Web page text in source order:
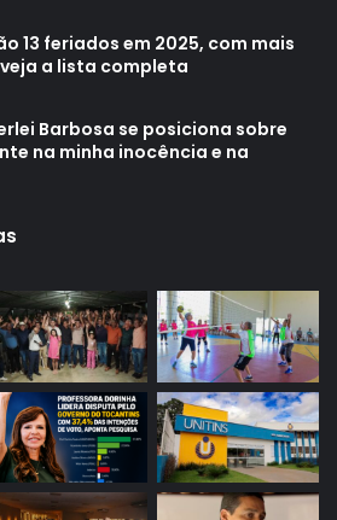
13 feriados em 2025, com mais
a lista completa
Barbosa se posiciona sobre
na minha inocência e na